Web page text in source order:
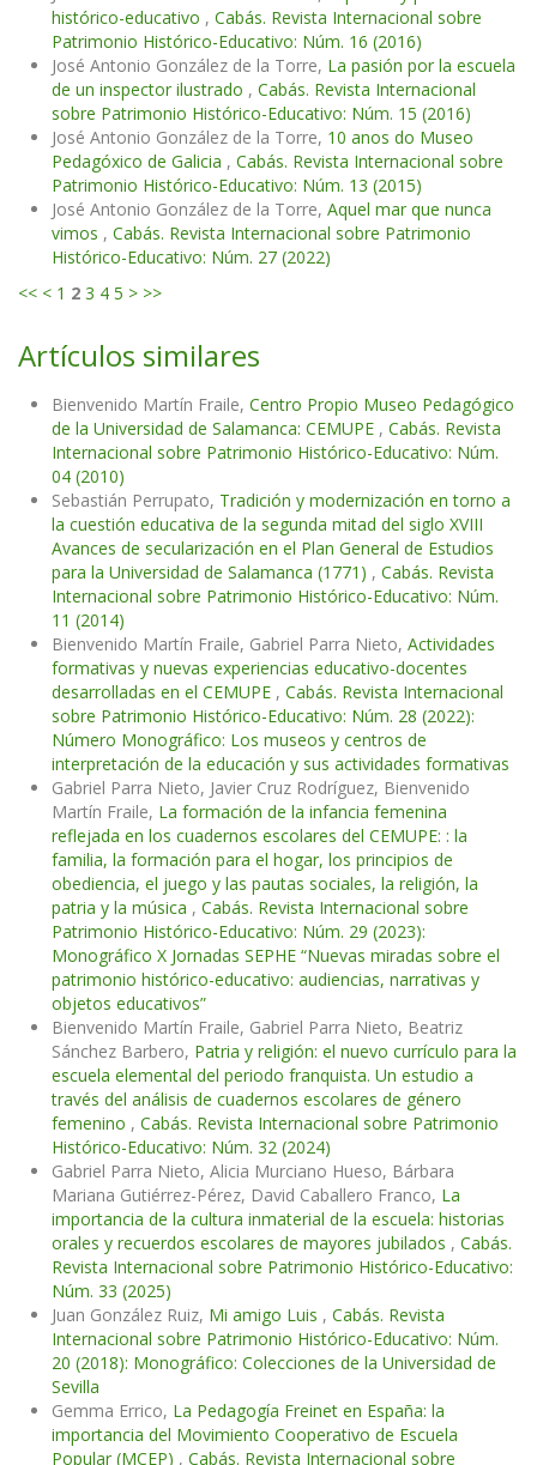
histórico-educativo , Cabás. Revista Internacional sobre
Patrimonio Histórico-Educativo: Núm. 16 (2016)
José Antonio González de la Torre, La pasión por la escuela
de un inspector ilustrado , Cabás. Revista Internacional
sobre Patrimonio Histórico-Educativo: Núm. 15 (2016)
José Antonio González de la Torre, 10 anos do Museo
Pedagóxico de Galicia , Cabás. Revista Internacional sobre
Patrimonio Histórico-Educativo: Núm. 13 (2015)
José Antonio González de la Torre, Aquel mar que nunca
vimos , Cabás. Revista Internacional sobre Patrimonio
Histórico-Educativo: Núm. 27 (2022)
<< < 1 2 3 4 5 > >>
Artículos similares
Bienvenido Martín Fraile, Centro Propio Museo Pedagógico
de la Universidad de Salamanca: CEMUPE , Cabás. Revista
Internacional sobre Patrimonio Histórico-Educativo: Núm.
04 (2010)
Sebastián Perrupato, Tradición y modernización en torno a
la cuestión educativa de la segunda mitad del siglo XVIII
Avances de secularización en el Plan General de Estudios
para la Universidad de Salamanca (1771) , Cabás. Revista
Internacional sobre Patrimonio Histórico-Educativo: Núm.
11 (2014)
Bienvenido Martín Fraile, Gabriel Parra Nieto, Actividades
formativas y nuevas experiencias educativo-docentes
desarrolladas en el CEMUPE , Cabás. Revista Internacional
sobre Patrimonio Histórico-Educativo: Núm. 28 (2022):
Número Monográfico: Los museos y centros de
interpretación de la educación y sus actividades formativas
Gabriel Parra Nieto, Javier Cruz Rodríguez, Bienvenido
Martín Fraile, La formación de la infancia femenina
reflejada en los cuadernos escolares del CEMUPE: : la
familia, la formación para el hogar, los principios de
obediencia, el juego y las pautas sociales, la religión, la
patria y la música , Cabás. Revista Internacional sobre
Patrimonio Histórico-Educativo: Núm. 29 (2023):
Monográfico X Jornadas SEPHE “Nuevas miradas sobre el
patrimonio histórico-educativo: audiencias, narrativas y
objetos educativos”
Bienvenido Martín Fraile, Gabriel Parra Nieto, Beatriz
Sánchez Barbero, Patria y religión: el nuevo currículo para la
escuela elemental del periodo franquista. Un estudio a
través del análisis de cuadernos escolares de género
femenino , Cabás. Revista Internacional sobre Patrimonio
Histórico-Educativo: Núm. 32 (2024)
Gabriel Parra Nieto, Alicia Murciano Hueso, Bárbara
Mariana Gutiérrez-Pérez, David Caballero Franco, La
importancia de la cultura inmaterial de la escuela: historias
orales y recuerdos escolares de mayores jubilados , Cabás.
Revista Internacional sobre Patrimonio Histórico-Educativo:
Núm. 33 (2025)
Juan González Ruiz, Mi amigo Luis , Cabás. Revista
Internacional sobre Patrimonio Histórico-Educativo: Núm.
20 (2018): Monográfico: Colecciones de la Universidad de
Sevilla
Gemma Errico, La Pedagogía Freinet en España: la
importancia del Movimiento Cooperativo de Escuela
Popular (MCEP) , Cabás. Revista Internacional sobre